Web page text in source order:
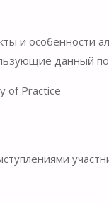
и особенности
данный
of Practice